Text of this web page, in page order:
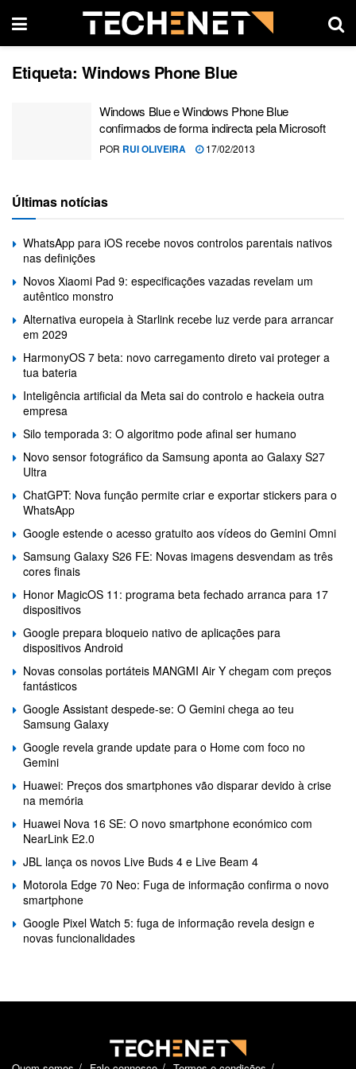
Etiqueta: Windows Phone Blue
Windows Blue e Windows Phone Blue
confirmados de forma indirecta pela Microsoft
POR RUI OLIVEIRA 17/02/2013
Últimas notícias
WhatsApp para iOS recebe novos controlos parentais nativos
nas definições
Novos Xiaomi Pad 9: especificações vazadas revelam um
autêntico monstro
Alternativa europeia à Starlink recebe luz verde para arrancar
em 2029
HarmonyOS 7 beta: novo carregamento direto vai proteger a
tua bateria
Inteligência artificial da Meta sai do controlo e hackeia outra
empresa
Silo temporada 3: O algoritmo pode afinal ser humano
Novo sensor fotográfico da Samsung aponta ao Galaxy S27
Ultra
ChatGPT: Nova função permite criar e exportar stickers para o
WhatsApp
Google estende o acesso gratuito aos vídeos do Gemini Omni
Samsung Galaxy S26 FE: Novas imagens desvendam as três
cores finais
Honor MagicOS 11: programa beta fechado arranca para 17
dispositivos
Google prepara bloqueio nativo de aplicações para
dispositivos Android
Novas consolas portáteis MANGMI Air Y chegam com preços
fantásticos
Google Assistant despede-se: O Gemini chega ao teu
Samsung Galaxy
Google revela grande update para o Home com foco no
Gemini
Huawei: Preços dos smartphones vão disparar devido à crise
na memória
Huawei Nova 16 SE: O novo smartphone económico com
NearLink E2.0
JBL lança os novos Live Buds 4 e Live Beam 4
Motorola Edge 70 Neo: Fuga de informação confirma o novo
smartphone
Google Pixel Watch 5: fuga de informação revela design e
novas funcionalidades